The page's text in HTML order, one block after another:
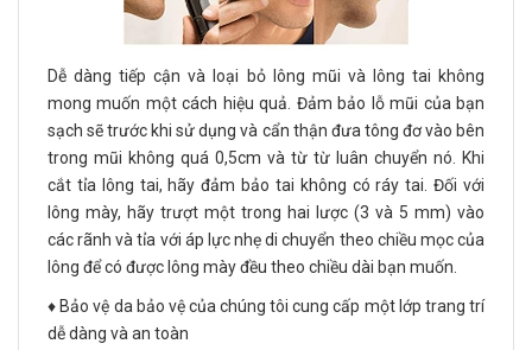
Dễ dàng tiếp cận và loại bỏ lông mũi và lông tai không
mong muốn một cách hiệu quả. Đảm bảo lỗ mũi của bạn
sạch sẽ trước khi sử dụng và cẩn thận đưa tông đơ vào bên
trong mũi không quá 0,5cm và từ từ luân chuyển nó. Khi
cắt tỉa lông tai, hãy đảm bảo tai không có ráy tai. Đối với
lông mày, hãy trượt một trong hai lược (3 và 5 mm) vào
các rãnh và tỉa với áp lực nhẹ di chuyển theo chiều mọc của
lông để có được lông mày đều theo chiều dài bạn muốn.
♦️ Bảo vệ da bảo vệ của chúng tôi cung cấp một lớp trang trí
dễ dàng và an toàn